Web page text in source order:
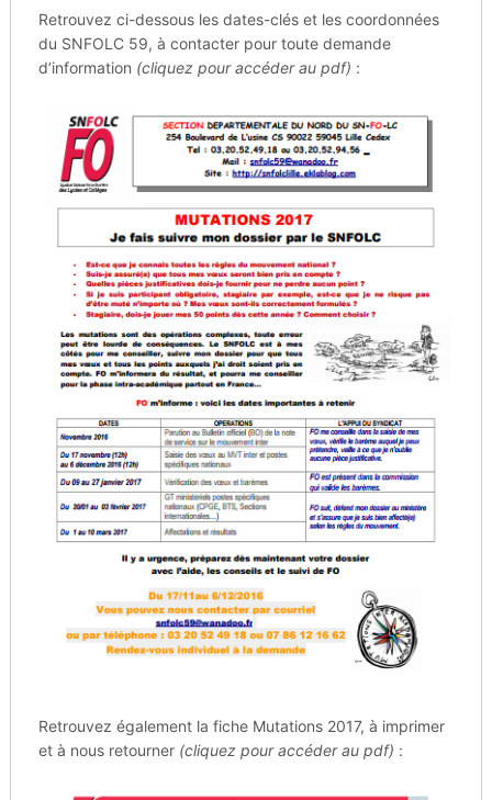
Retrouvez ci-dessous les dates-clés et les coordonnées
du SNFOLC 59, à contacter pour toute demande
d’information (cliquez pour accéder au pdf) :
Retrouvez également la fiche Mutations 2017, à imprimer
et à nous retourner (cliquez pour accéder au pdf) :